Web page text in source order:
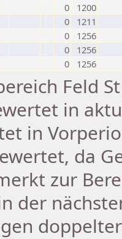
0
1200
0
1211
0
1256
0
1256
0 1256
Feld
in
in
da
zur
der